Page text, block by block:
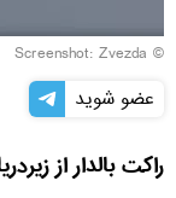
©
Screenshot: Zvezda
عضو شوید
راکت بالدار از